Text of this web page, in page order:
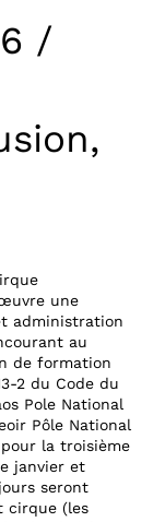
/
une
administration
au
de formation
2 du Code du
Pole National
Pôle National
la troisième
janvier et
seront
cirque (les